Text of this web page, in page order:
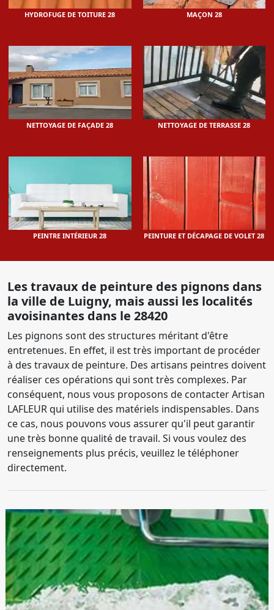
HYDROFUGE DE TOITURE 28 MAÇON 28
NETTOYAGE DE FAÇADE 28 NETTOYAGE DE TERRASSE 28
PEINTRE INTÉRIEUR 28 PEINTURE ET DÉCAPAGE DE VOLET 28
Les travaux de peinture des pignons dans
la ville de Luigny, mais aussi les localités
avoisinantes dans le 28420
Les pignons sont des structures méritant d'être
entretenues. En effet, il est très important de procéder
à des travaux de peinture. Des artisans peintres doivent
réaliser ces opérations qui sont très complexes. Par
conséquent, nous vous proposons de contacter Artisan
LAFLEUR qui utilise des matériels indispensables. Dans
ce cas, nous pouvons vous assurer qu'il peut garantir
une très bonne qualité de travail. Si vous voulez des
renseignements plus précis, veuillez le téléphoner
directement.